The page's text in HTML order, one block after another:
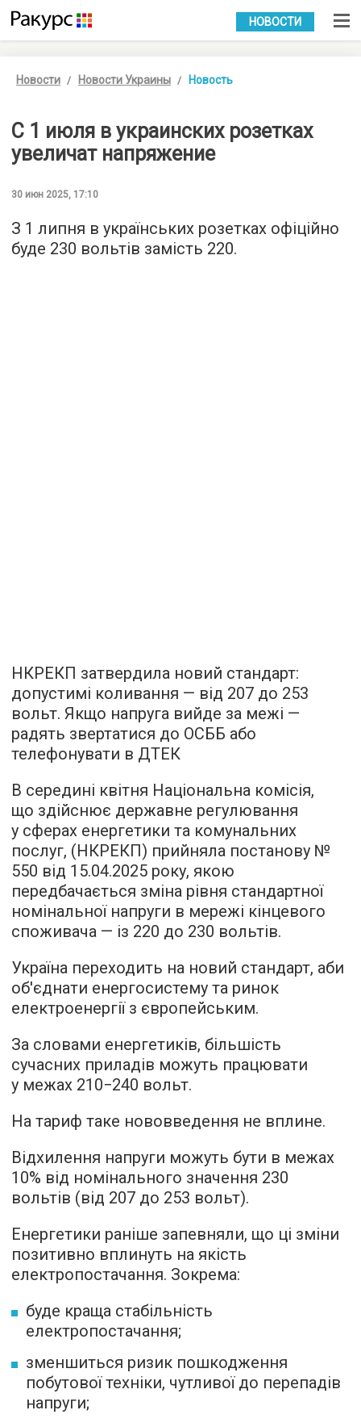
УКР РУС
НОВОСТИ
Новости Новости Украины Новость
С 1 июля в украинских розетках
увеличат напряжение
30 июн 2025, 17:10
З 1 липня в українських розетках офіційно
буде 230 вольтів замість 220.
НКРЕКП затвердила новий стандарт:
допустимі коливання — від 207 до 253
вольт. Якщо напруга вийде за межі —
радять звертатися до ОСББ або
телефонувати в ДТЕК
В середині квітня Національна комісія,
що здійснює державне регулювання
у сферах енергетики та комунальних
послуг, (НКРЕКП) прийняла постанову №
550 від 15.04.2025 року, якою
передбачається зміна рівня стандартної
номінальної напруги в мережі кінцевого
споживача — із 220 до 230 вольтів.
Україна переходить на новий стандарт, аби
об'єднати енергосистему та ринок
електроенергії з європейським.
За словами енергетиків, більшість
сучасних приладів можуть працювати
у межах 210−240 вольт.
На тариф таке нововведення не вплине.
Відхилення напруги можуть бути в межах
10% від номінального значення 230
вольтів (від 207 до 253 вольт).
Енергетики раніше запевняли, що ці зміни
позитивно вплинуть на якість
електропостачання. Зокрема:
буде краща стабільність
електропостачання;
зменшиться ризик пошкодження
побутової техніки, чутливої до перепадів
напруги;